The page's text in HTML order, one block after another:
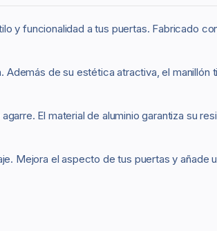
y funcionalidad a tus puertas. Fabricado
de su estética atractiva, el
El material de aluminio garantiza su
Mejora el aspecto de tus puertas y añade